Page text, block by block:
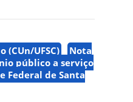
(CUn/UFSC)
Nota
público a serviço
Federal de Santa